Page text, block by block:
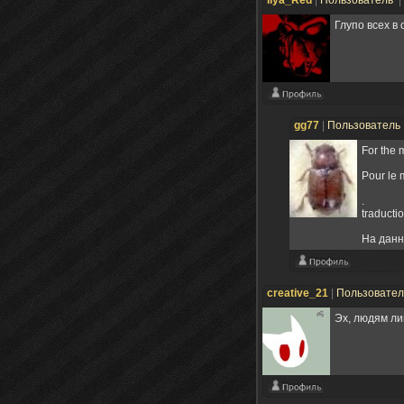
Глупо всех
gg77 Пользователь
For the
Pour le
.
На
creative_21
Эх, людям